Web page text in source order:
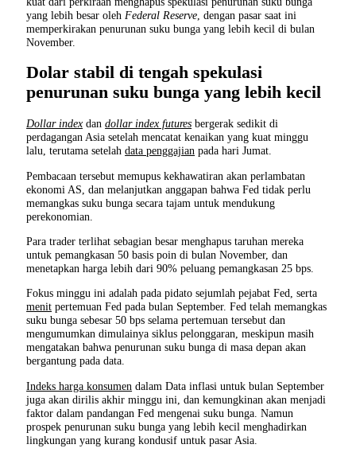
yang lebih besar oleh Federal Reserve , dengan pasar saat ini
memperkirakan penurunan suku bunga yang lebih kecil di bulan
November.
Dolar stabil di tengah spekulasi
penurunan suku bunga yang lebih kecil
Dollar index dandollar index futures bergerak sedikit di
perdagangan Asia setelah mencatat kenaikan yang kuat minggu
lalu, terutama setelahdata penggajian pada hari Jumat.
Pembacaan tersebut memupus kekhawatiran akan perlambatan
ekonomi AS, dan melanjutkan anggapan bahwa Fed tidak perlu
memangkas suku bunga secara tajam untuk mendukung
perekonomian.
Para trader terlihat sebagian besar menghapus taruhan mereka
untuk pemangkasan 50 basis poin di bulan November, dan
menetapkan harga lebih dari 90% peluang pemangkasan 25 bps.
Fokus minggu ini adalah pada pidato sejumlah pejabat Fed, serta
menit pertemuan Fed pada bulan September. Fed telah memangkas
suku bunga sebesar 50 bps selama pertemuan tersebut dan
mengumumkan dimulainya siklus pelonggaran, meskipun masih
mengatakan bahwa penurunan suku bunga di masa depan akan
bergantung pada data.
Indeks harga konsumen dalam Data inflasi untuk bulan September
juga akan dirilis akhir minggu ini, dan kemungkinan akan menjadi
faktor dalam pandangan Fed mengenai suku bunga. Namun
prospek penurunan suku bunga yang lebih kecil menghadirkan
lingkungan yang kurang kondusif untuk pasar Asia.